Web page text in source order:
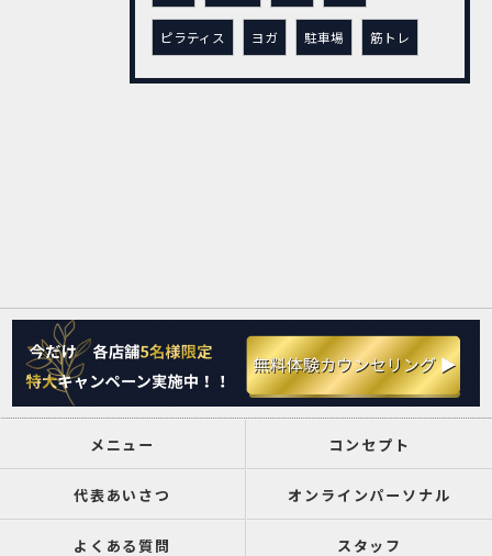
ピラティス ヨガ 駐車場 筋トレ
メニュー コンセプト
代表あいさつ オンラインパーソナル
よくある質問 スタッフ